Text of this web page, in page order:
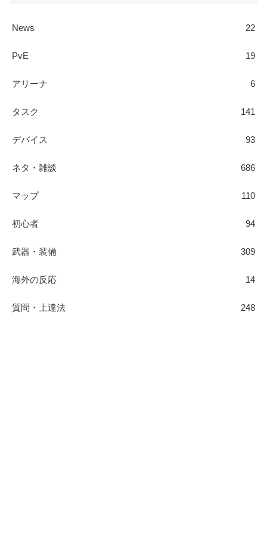
News 22
PvE 19
アリーナ 6
タスク 141
デバイス 93
ネタ・雑談 686
マップ 110
初心者 94
武器・装備 309
海外の反応 14
質問・上達法 248